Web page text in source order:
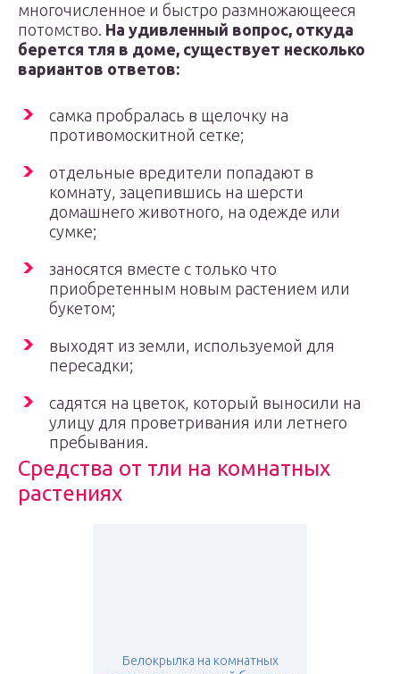
многочисленное и быстро размножающееся
потомство. На удивленный вопрос, откуда
берется тля в доме, существует несколько
вариантов ответов:
самка пробралась в щелочку на
противомоскитной сетке;
отдельные вредители попадают в
комнату, зацепившись на шерсти
домашнего животного, на одежде или
сумке;
заносятся вместе с только что
приобретенным новым растением или
букетом;
выходят из земли, используемой для
пересадки;
садятся на цветок, который выносили на
улицу для проветривания или летнего
пребывания.
Средства от тли на комнатных
растениях
Белокрылка на комнатных